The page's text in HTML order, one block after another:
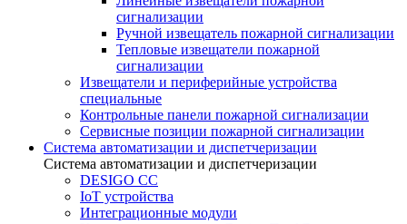
сигнализации
Ручной извещатель пожарной сигнализации
Тепловые извещатели пожарной
сигнализации
Извещатели и периферийные устройства
специальные
Контрольные панели пожарной сигнализации
Сервисные позиции пожарной сигнализации
Система автоматизации и диспетчеризации
Система автоматизации и диспетчеризации
DESIGO CC
IoT устройства
Интеграционные модули